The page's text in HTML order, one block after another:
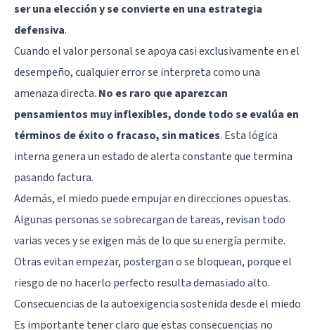
ser una elección y se convierte en una estrategia
defensiva.
Cuando el valor personal se apoya casi exclusivamente en el
desempeño, cualquier error se interpreta como una
amenaza directa. No es raro que aparezcan
pensamientos muy inflexibles, donde todo se evalúa en
términos de éxito o fracaso, sin matices. Esta lógica
interna genera un estado de alerta constante que termina
pasando factura.
Además, el miedo puede empujar en direcciones opuestas.
Algunas personas se sobrecargan de tareas, revisan todo
varias veces y se exigen más de lo que su energía permite.
Otras evitan empezar, postergan o se bloquean, porque el
riesgo de no hacerlo perfecto resulta demasiado alto.
Consecuencias de la autoexigencia sostenida desde el miedo
Es importante tener claro que estas consecuencias no